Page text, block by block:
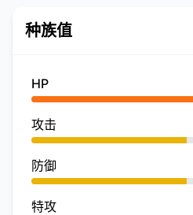
种族值
HP
攻击
防御
特攻